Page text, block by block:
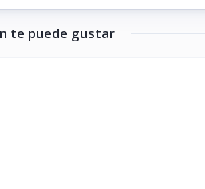
te puede gustar